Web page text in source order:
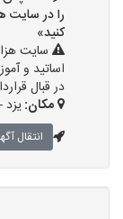
کنید»
سایت
اساتید و
در قبال
مکان:یزد
انتقال